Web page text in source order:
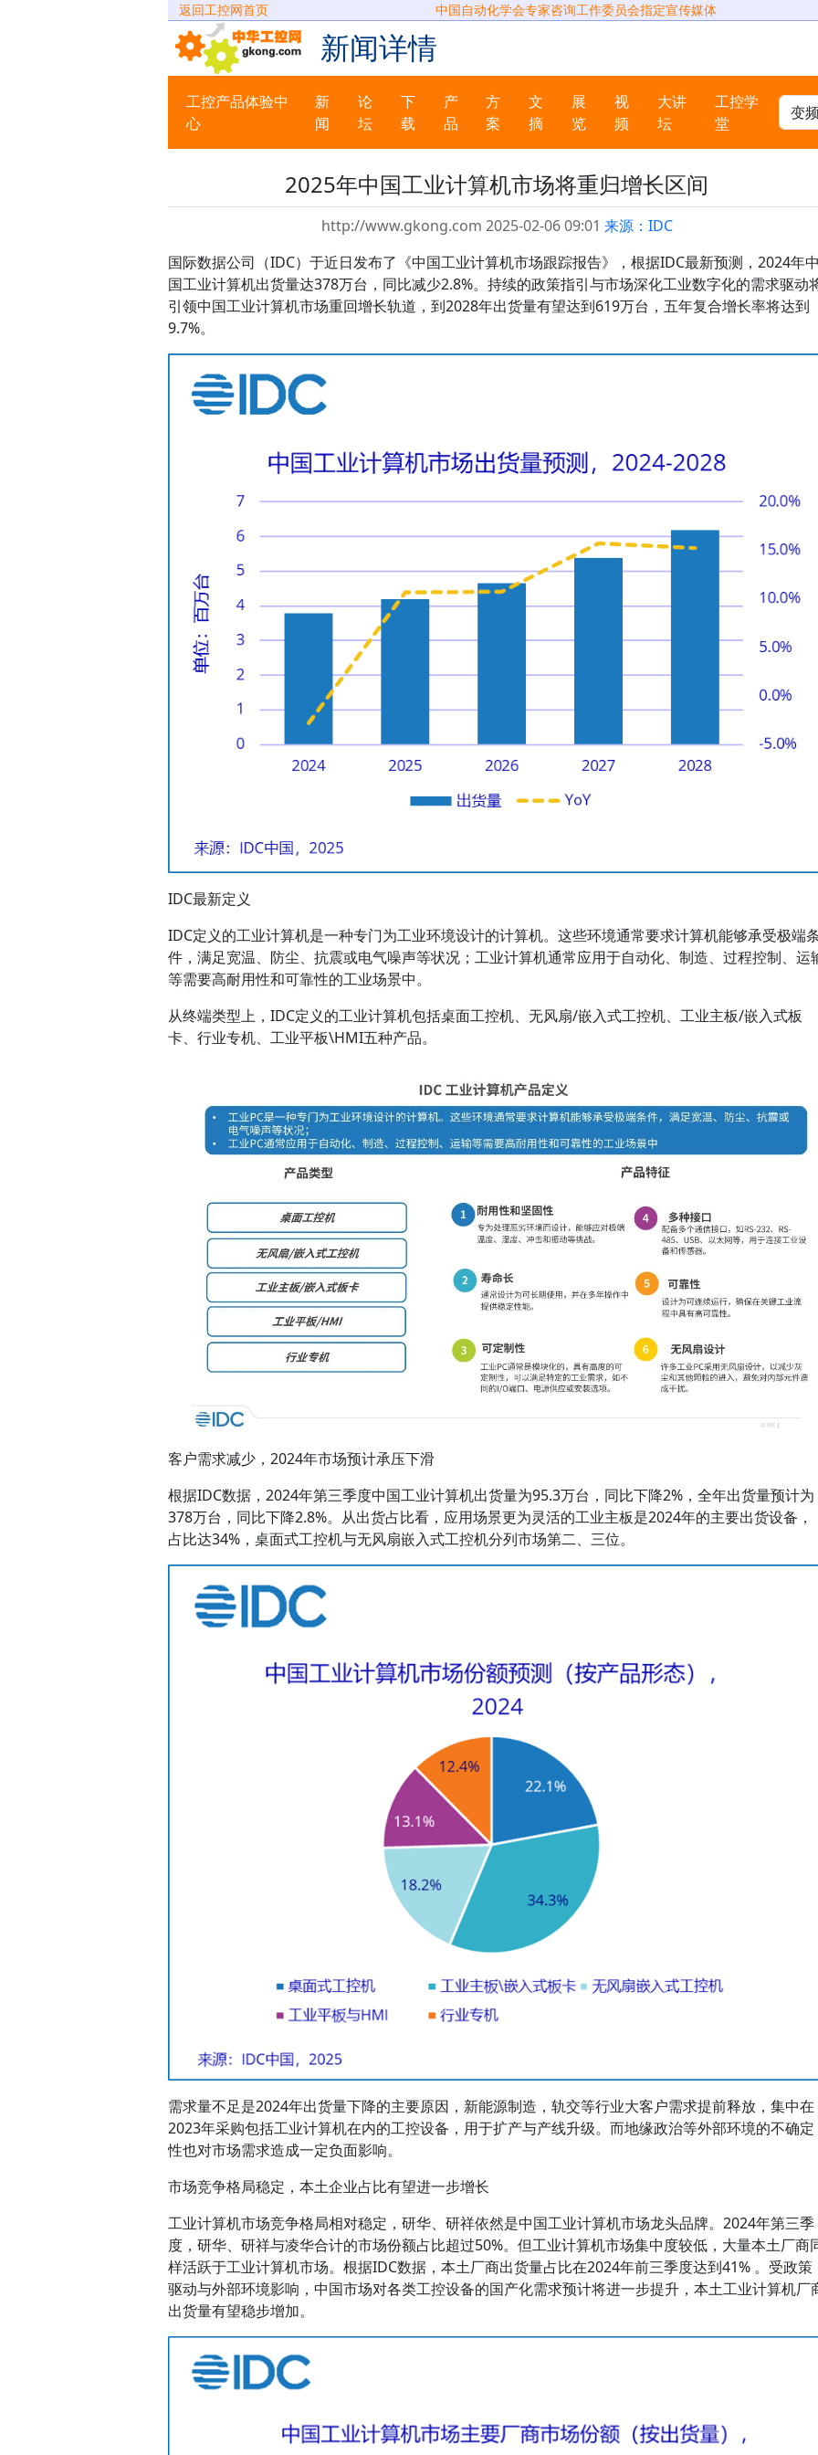
返回工控网首页 中国自动化学会专家咨询工作委员会指定宣传媒体
新闻详情
工控产品体验中
心
新
闻
论
坛
下
载
产
品
方
案
文
摘
展
览
视
频
大讲
坛
工控学
堂
2025年中国工业计算机市场将重归增长区间
http://www.gkong.com 2025-02-06 09:01 来源：IDC
国际数据公司（IDC）于近日发布了《中国工业计算机市场跟踪报告》，根据IDC最新预测，2024年
国工业计算机出货量达378万台，同比减少2.8%。持续的政策指引与市场深化工业数字化的需求驱动
引领中国工业计算机市场重回增长轨道，到2028年出货量有望达到619万台，五年复合增长率将达到
9.7%。
IDC最新定义
IDC定义的工业计算机是一种专门为工业环境设计的计算机。这些环境通常要求计算机能够承受极端
件，满足宽温、防尘、抗震或电气噪声等状况；工业计算机通常应用于自动化、制造、过程控制、运
等需要高耐用性和可靠性的工业场景中。
从终端类型上，IDC定义的工业计算机包括桌面工控机、无风扇/嵌入式工控机、工业主板/嵌入式板
卡、行业专机、工业平板\HMI五种产品。
客户需求减少，2024年市场预计承压下滑
根据IDC数据，2024年第三季度中国工业计算机出货量为95.3万台，同比下降2%，全年出货量预计为
378万台，同比下降2.8%。从出货占比看，应用场景更为灵活的工业主板是2024年的主要出货设备，
占比达34%，桌面式工控机与无风扇嵌入式工控机分列市场第二、三位。
需求量不足是2024年出货量下降的主要原因，新能源制造，轨交等行业大客户需求提前释放，集中在
2023年采购包括工业计算机在内的工控设备，用于扩产与产线升级。而地缘政治等外部环境的不确定
性也对市场需求造成一定负面影响。
市场竞争格局稳定，本土企业占比有望进一步增长
工业计算机市场竞争格局相对稳定，研华、研祥依然是中国工业计算机市场龙头品牌。2024年第三季
度，研华、研祥与凌华合计的市场份额占比超过50%。但工业计算机市场集中度较低，大量本土厂商
样活跃于工业计算机市场。根据IDC数据，本土厂商出货量占比在2024年前三季度达到41% 。受政策
驱动与外部环境影响，中国市场对各类工控设备的国产化需求预计将进一步提升，本土工业计算机厂
出货量有望稳步增加。